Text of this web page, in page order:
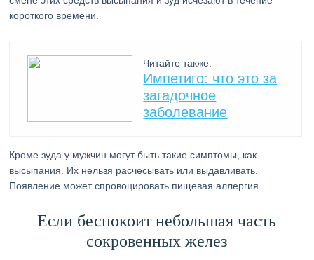
короткого времени.
Читайте также:
Импетиго: что это за
загадочное
заболевание
Кроме зуда у мужчин могут быть такие симптомы, как
высыпания. Их нельзя расчесывать или выдавливать.
Появление может спровоцировать пищевая аллергия.
Если беспокоит небольшая часть
сокровенных желез